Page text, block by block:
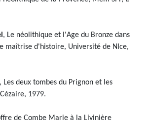
, Le néolithique et l'Age du Bronze dans
maîtrise d'histoire, Université de NIce,
, Les deux tombes du Prignon et les
1979.
de Combe Marie à la Livinière